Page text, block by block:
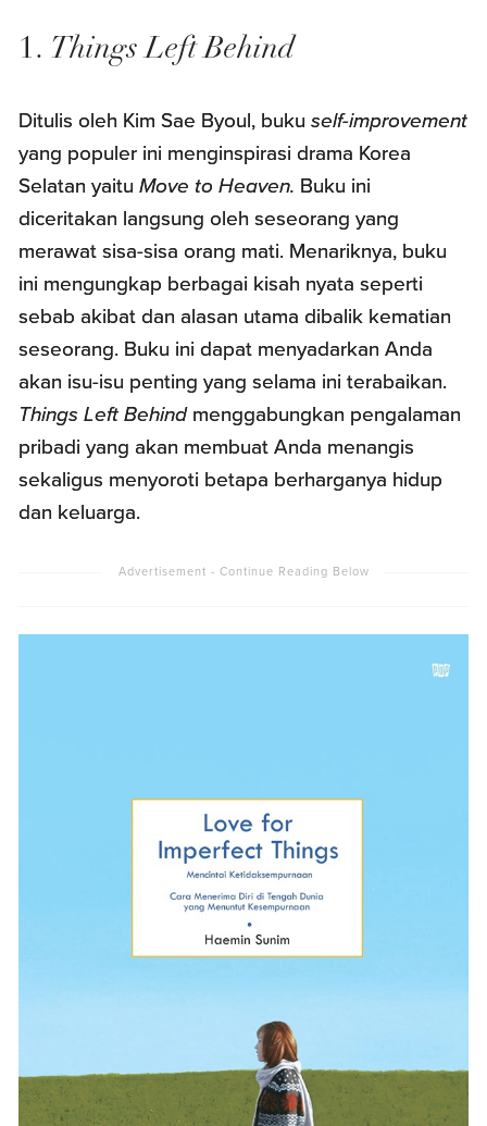
1. Things Left Behind
Ditulis oleh Kim Sae Byoul, bukuself-improvement
yang populer ini menginspirasi drama Korea
Selatan yaituMove to Heaven. Buku ini
diceritakan langsung oleh seseorang yang
merawat sisa-sisa orang mati. Menariknya, buku
ini mengungkap berbagai kisah nyata seperti
sebab akibat dan alasan utama dibalik kematian
seseorang. Buku ini dapat menyadarkan Anda
akan isu-isu penting yang selama ini terabaikan.
Things Left Behindmenggabungkan pengalaman
pribadi yang akan membuat Anda menangis
sekaligus menyoroti betapa berharganya hidup
dan keluarga.